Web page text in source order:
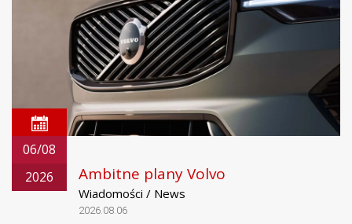
06/08
2026
Ambitne plany Volvo
Wiadomości / News
2026.08.06